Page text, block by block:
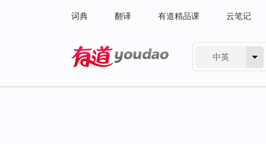
词典 翻译 有道精品课 云笔记
中英